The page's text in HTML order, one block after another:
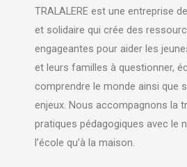
TRALALERE est une entreprise
et solidaire qui crée des
engageantes pour aider les
et leurs familles à questionner,
comprendre le monde ainsi que
enjeux. Nous accompagnons la
pratiques pédagogiques avec le
l’école qu’à la maison.